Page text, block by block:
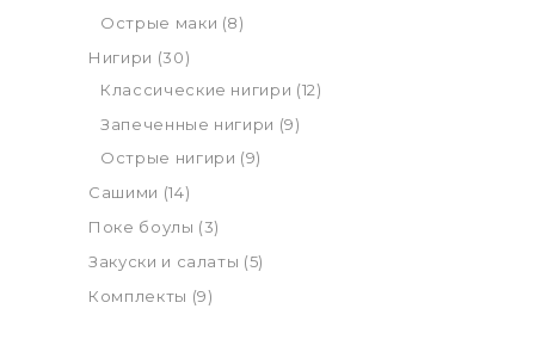
Острые маки (8)
Нигири (30)
Классические нигири (12)
Запеченные нигири (9)
Острые нигири (9)
Сашими (14)
Поке боулы (3)
Закуски и салаты (5)
Комплекты (9)